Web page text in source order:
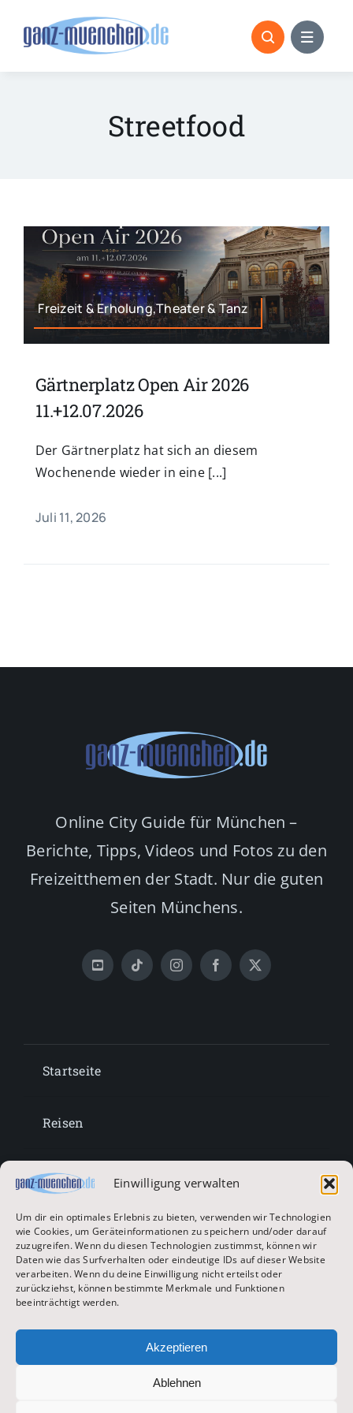
Einwilligung verwalten
Um dir ein optimales Erlebnis zu bieten, verwenden wir Technologien
wie Cookies, um Geräteinformationen zu speichern und/oder darauf
zuzugreifen. Wenn du diesen Technologien zustimmst, können wir
Daten wie das Surfverhalten oder eindeutige IDs auf dieser Website
verarbeiten. Wenn du deine Einwilligung nicht erteilst oder
zurückziehst, können bestimmte Merkmale und Funktionen
beeinträchtigt werden.
Akzeptieren
Ablehnen
Streetfood
Freizeit & Erholung,Theater & Tanz
Gärtnerplatz Open Air 2026
11.+12.07.2026
Der Gärtnerplatz hat sich an diesem
Wochenende wieder in eine [...]
Juli 11, 2026
Online City Guide für München –
Berichte, Tipps, Videos und Fotos zu den
Freizeitthemen der Stadt. Nur die guten
Seiten Münchens.
Startseite
Reisen
Lifestyle
Entertainment
Oktoberfest & Volksfeste
Zur Hauptseite